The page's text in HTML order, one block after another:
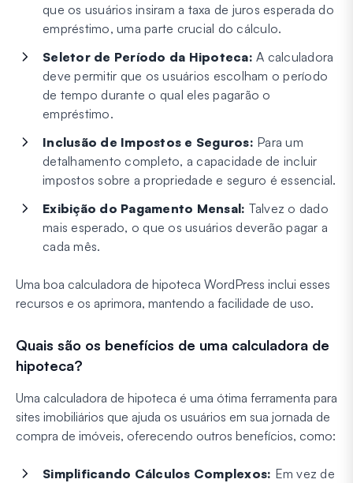
que os usuários insiram a taxa de juros esperada do
empréstimo, uma parte crucial do cálculo.
Seletor de Período da Hipoteca: A calculadora
deve permitir que os usuários escolham o período
de tempo durante o qual eles pagarão o
empréstimo.
Inclusão de Impostos e Seguros: Para um
detalhamento completo, a capacidade de incluir
impostos sobre a propriedade e seguro é essencial.
Exibição do Pagamento Mensal: Talvez o dado
mais esperado, o que os usuários deverão pagar a
cada mês.
Uma boa calculadora de hipoteca WordPress inclui esses
recursos e os aprimora, mantendo a facilidade de uso.
Quais são os benefícios de uma calculadora de
hipoteca?
Uma calculadora de hipoteca é uma ótima ferramenta para
sites imobiliários que ajuda os usuários em sua jornada de
compra de imóveis, oferecendo outros benefícios, como:
Simplificando Cálculos Complexos: Em vez de